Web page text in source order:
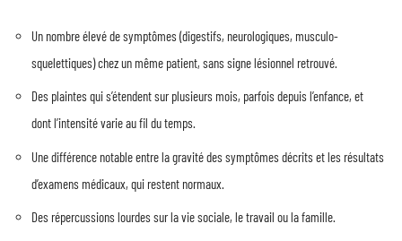
Un nombre élevé de symptômes (digestifs, neurologiques, musculo-
squelettiques) chez un même patient, sans signe lésionnel retrouvé.
Des plaintes qui s’étendent sur plusieurs mois, parfois depuis l’enfance, et
dont l’intensité varie au fil du temps.
Une différence notable entre la gravité des symptômes décrits et les résultats
d’examens médicaux, qui restent normaux.
Des répercussions lourdes sur la vie sociale, le travail ou la famille.